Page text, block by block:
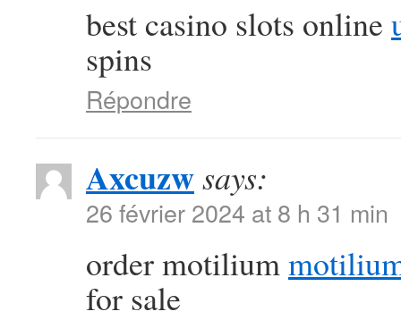
best casino slots online
spins
Répondre
Axcuzwsays:
26 février 2024 at 8 h 31 min
order motilium
for sale